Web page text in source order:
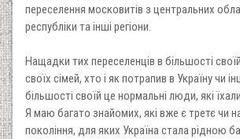
переселення московитів з центральних
республіки та інші регіони.
Нащадки тих переселенців в більшості
своїх сімей, хто і як потрапив в Україну чи
більшості своїй це нормальні люди, які
Я маю багато знайомих, які вже є третє чи
покоління, для яких Україна стала рідною